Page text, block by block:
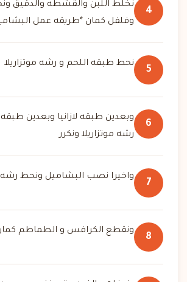
4
نخلط اللبن والقشطه والدقيق
وفلفل كمان *طريقه عمل
5
نحط طبقه اللحم و رشه موتزاريلا
6
وبعدين طبقه لازانيا وبعدين
رشه موتزاريلا ونكرر
7
واخيرا نصب البشاميل ونحط رشه
8
ونقطع الكرافس و الطماطم